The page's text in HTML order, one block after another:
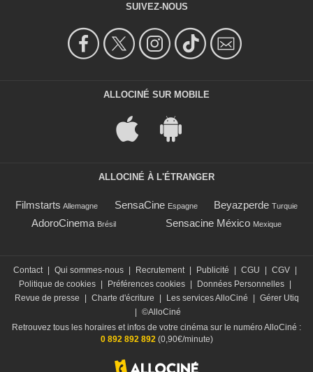
SUIVEZ-NOUS
ALLOCINÉ SUR MOBILE
ALLOCINÉ À L'ÉTRANGER
Filmstarts Allemagne SensaCine Espagne Beyazperde Turquie
AdoroCinema Brésil Sensacine México Mexique
Contact Qui sommes-nous Recrutement Publicité CGU CGV
Politique de cookies
Préférences cookies Données Personnelles
Revue de presse
Charte d'écriture Les services AlloCiné
Gérer Utiq
©AlloCiné
Retrouvez tous les horaires et infos de votre cinéma sur le numéro AlloCiné :
0 892 892 892(0,90€/minute)